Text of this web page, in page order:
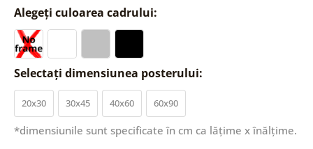
Alegeți culoarea cadrului:
Selectați dimensiunea posterului:
20x30 30x45 40x60 60x90
*dimensiunile sunt specificate în cm ca lățime x înălțime.